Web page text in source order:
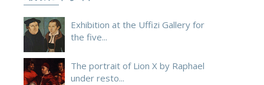
Exhibition at the Uffizi Gallery for
the five...
The portrait of Lion X by Raphael
under resto...